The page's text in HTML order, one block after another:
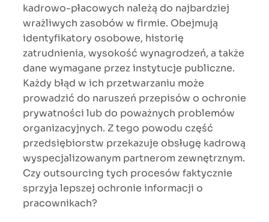
kadrowo-płacowych należą do najbardziej
wrażliwych zasobów w firmie. Obejmują
identyfikatory osobowe, historię
zatrudnienia, wysokość wynagrodzeń, a także
dane wymagane przez instytucje publiczne.
Każdy błąd w ich przetwarzaniu może
prowadzić do naruszeń przepisów o ochronie
prywatności lub do poważnych problemów
organizacyjnych. Z tego powodu część
przedsiębiorstw przekazuje obsługę kadrową
wyspecjalizowanym partnerom zewnętrznym.
Czy outsourcing tych procesów faktycznie
sprzyja lepszej ochronie informacji o
pracownikach?